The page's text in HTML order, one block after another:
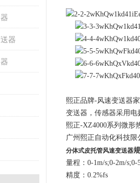
器
熙正品牌-风速变送器
变送器，传感器采用
熙正-XZ4000系列微形
广州熙正自动化科技限
分体式皮托管风速变送器
量程：0-1m/s;0-2m/s;0-
精度：0.2%fs